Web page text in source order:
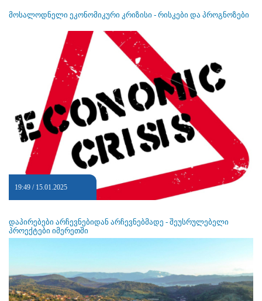
მოსალოდნელი ეკონომიკური კრიზისი - რისკები და პროგნოზები
19:49 / 15.01.2025
დაპირებები არჩევნებიდან არჩევნებმადე - შეუსრულებელი
პროექტები იმერეთში